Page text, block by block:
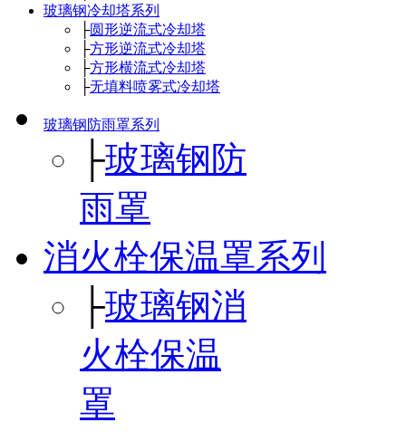
玻璃钢冷却塔系列
├圆形逆流式冷却塔
├方形逆流式冷却塔
├方形横流式冷却塔
├无填料喷雾式冷却塔
玻璃钢防雨罩系列
├玻璃钢防
雨罩
消火栓保温罩系列
├玻璃钢消
火栓保温
罩